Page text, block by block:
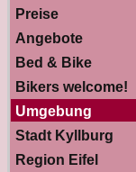
Preise
Angebote
Bed & Bike
Bikers welcome!
Umgebung
Stadt Kyllburg
Region Eifel